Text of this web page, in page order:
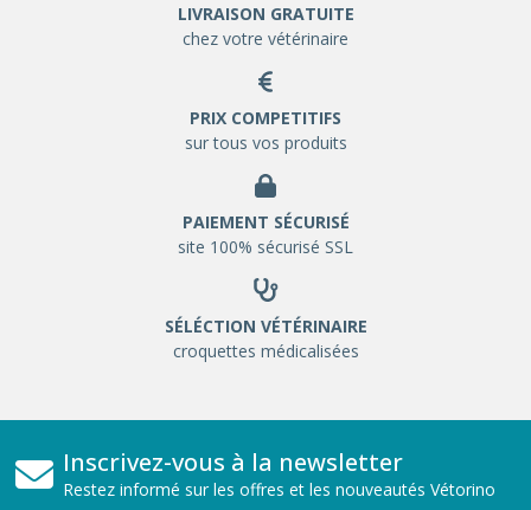
LIVRAISON GRATUITE
chez votre vétérinaire
PRIX COMPETITIFS
sur tous vos produits
PAIEMENT SÉCURISÉ
site 100% sécurisé SSL
SÉLÉCTION VÉTÉRINAIRE
croquettes médicalisées
Inscrivez-vous à la newsletter
Restez informé sur les offres et les nouveautés Vétorino